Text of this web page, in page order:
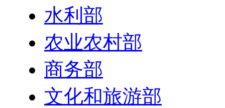
水利部
农业农村部
商务部
文化和旅游部